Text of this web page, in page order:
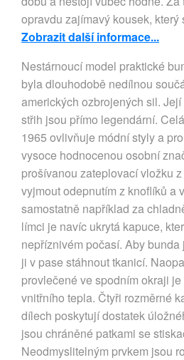
opravdu zajímavý kousek, který
Zobrazit další informace...
Nestárnoucí model praktické
byla dlouhodobě nedílnou
amerických ozbrojených sil.
střih jsou přímo legendární.
1965 ovlivňuje módní styly a
vysoce hodnocenou osobní
prošívanou zateplovací vložku
vyjmout odepnutím z knoflíků a
samostatně například za
límci je navíc ukrytá kapuce,
nepříznivém počasí. Aby
ji v pase stáhnout tkanicí.
provlečené ve spodním okraji
vnitřního tepla. Čtyři rozměrné
dílech poskytují dostatek
jsou chráněné patkami se
Neodmyslitelným prvkem jsou